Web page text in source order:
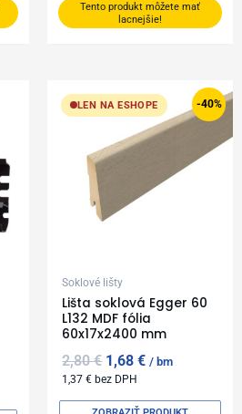
Tento produkt môžete mať
lacnejšie!
-40%
LEN NA ESHOPE
Soklové lišty
Lišta soklová Egger 60
L132 MDF fólia
60x17x2400 mm
2,80€
price
was:
2,80 €.
1,68€
price
is:
1,68 €.
bm
1,37€ bez DPH